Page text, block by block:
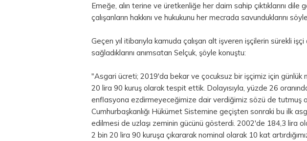
Emeğe, alın terine ve üretkenliğe her daim sahip çıktıklarını dile
çalışanların hakkını ve hukukunu her mecrada savunduklarını
Geçen yıl itibarıyla kamuda çalışan alt işveren işçilerin sürekli
sağladıklarını anımsatan Selçuk, şöyle konuştu:
"Asgari ücreti; 2019'da bekar ve çocuksuz bir işçimiz için günlük
20 lira 90 kuruş olarak tespit ettik. Dolayısıyla, yüzde 26
enflasyona ezdirmeyeceğimize dair verdiğimiz sözü de tutmuş
Cumhurbaşkanlığı Hükümet Sistemine geçişten sonraki bu ilk
edilmesi de uzlaşı zeminin gücünü gösterdi. 2002'de 184,3 lira
2 bin 20 lira 90 kuruşa çıkararak nominal olarak 10 kat